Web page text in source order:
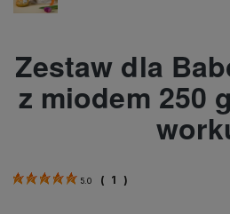
Zestaw dla
z miodem 250
5.0 ( 1 )